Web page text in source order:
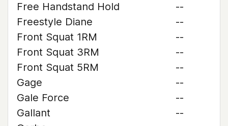
Free Handstand Hold
--
Freestyle Diane
--
Front Squat 1RM
--
Front Squat 3RM
--
Front Squat 5RM
--
Gage
--
Gale Force
--
Gallant
--